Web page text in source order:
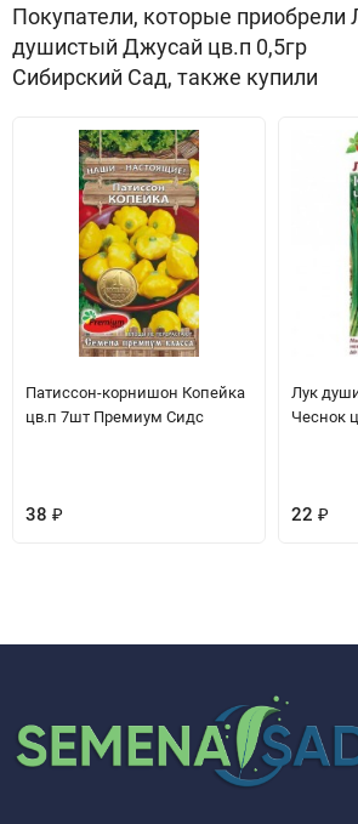
Покупатели, которые приобрели
душистый Джусай цв.п 0,5гр
Сибирский Сад, также купили
Патиссон-корнишон Копейка
цв.п 7шт Премиум Сидс
38 ₽
Лук
Чеснок
22 ₽